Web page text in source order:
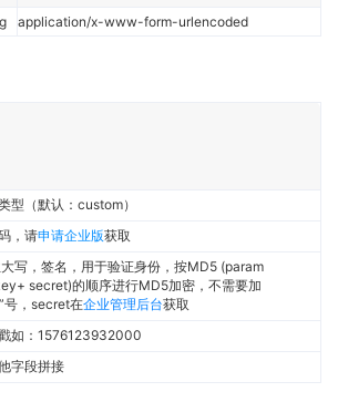
application/x-www-form-urlencoded
型（默认：custom）
，请申请企业版获取
写，签名，用于验证身份，按MD5 (param
secret)的顺序进行MD5加密，不需要加
号，secret在企业管理后台获取
如：1576123932000
字段拼接